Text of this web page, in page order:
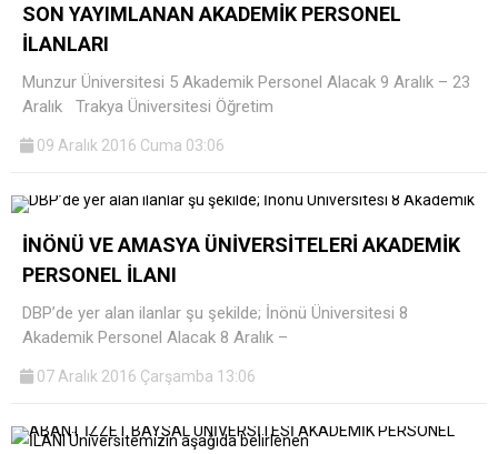
SON YAYIMLANAN AKADEMİK PERSONEL
İLANLARI
Munzur Üniversitesi 5 Akademik Personel Alacak 9 Aralık – 23
Aralık Trakya Üniversitesi Öğretim
09 Aralık 2016 Cuma 03:06
İNÖNÜ VE AMASYA ÜNİVERSİTELERİ AKADEMİK
PERSONEL İLANI
DBP’de yer alan ilanlar şu şekilde; İnönü Üniversitesi 8
Akademik Personel Alacak 8 Aralık –
07 Aralık 2016 Çarşamba 13:06